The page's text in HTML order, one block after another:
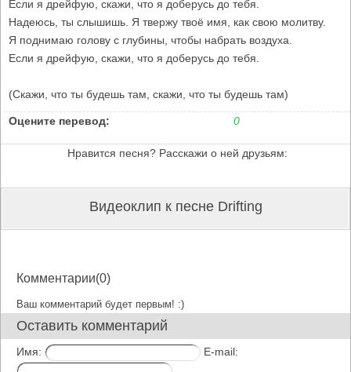
Если я дрейфую, скажи, что я доберусь до тебя.
Надеюсь, ты слышишь. Я твержу твоё имя, как свою молитву.
Я поднимаю голову с глубины, чтобы набрать воздуха.
Если я дрейфую, скажи, что я доберусь до тебя.
(Скажи, что ты будешь там, скажи, что ты будешь там)
Оцените перевод: 0
Нравится песня? Расскажи о ней друзьям:
Видеоклип к песне Drifting
Комментарии(0)
Ваш комментарий будет первым! :)
Оставить комментарий
Имя: E-mail: